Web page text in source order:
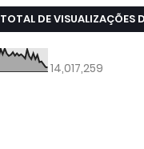
TOTAL DE VISUALIZAÇÕES
14,017,259